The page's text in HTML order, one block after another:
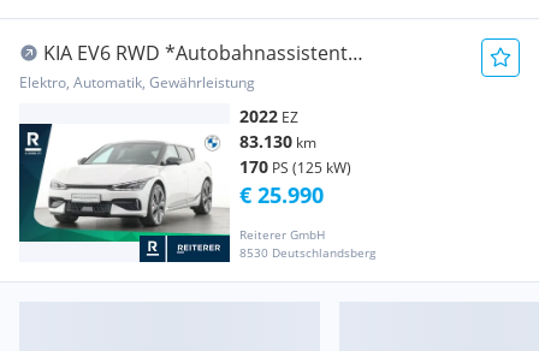
KIA EV6 RWD *Autobahnassistent
*Lenkradheizung
Elektro, Automatik, Gewährleistung
2022 EZ
83.130 km
170 PS (125 kW)
Reiterer GmbH
8530 Deutschlandsberg
€ 25.990